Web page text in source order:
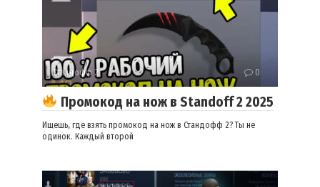
Стандофф 2 0
Промокод на нож в Standoff 2 2025
Ищешь, где взять промокод на нож в Стандофф 2? Ты не
одинок. Каждый второй